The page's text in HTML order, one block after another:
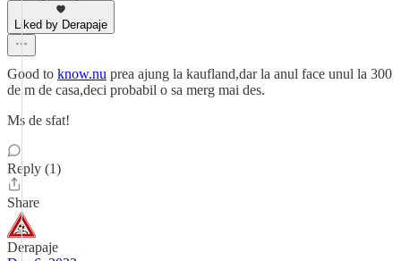
Liked by Derapaje
Good to know.nu prea ajung la kaufland,dar la anul face unul la 300
de m de casa,deci probabil o sa merg mai des.
Ms de sfat!
Reply (1)
Share
Derapaje